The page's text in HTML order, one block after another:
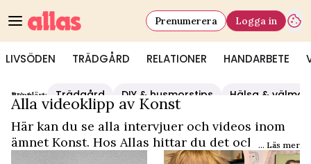
LIVSÖDEN TRÄDGÅRD RELATIONER HANDARBETE
Prenumerera Logga in
Populärt: Trädgård DIY & husmorstips Hälsa &
Video Start/Konst
Alla videoklipp av Konst
Här kan du se alla intervjuer och videos inom
ämnet Konst. Hos Allas hittar du det och
mycket mer.
... Läs mer